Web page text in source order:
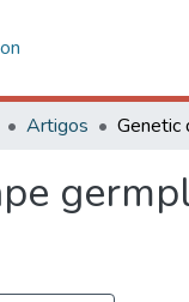
Artigos